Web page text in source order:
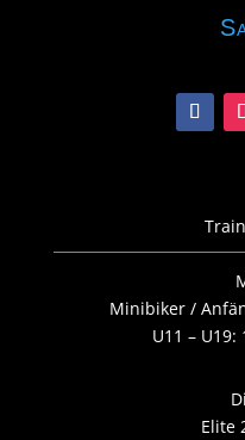
Minibiker /
U11 – U19:
Elite